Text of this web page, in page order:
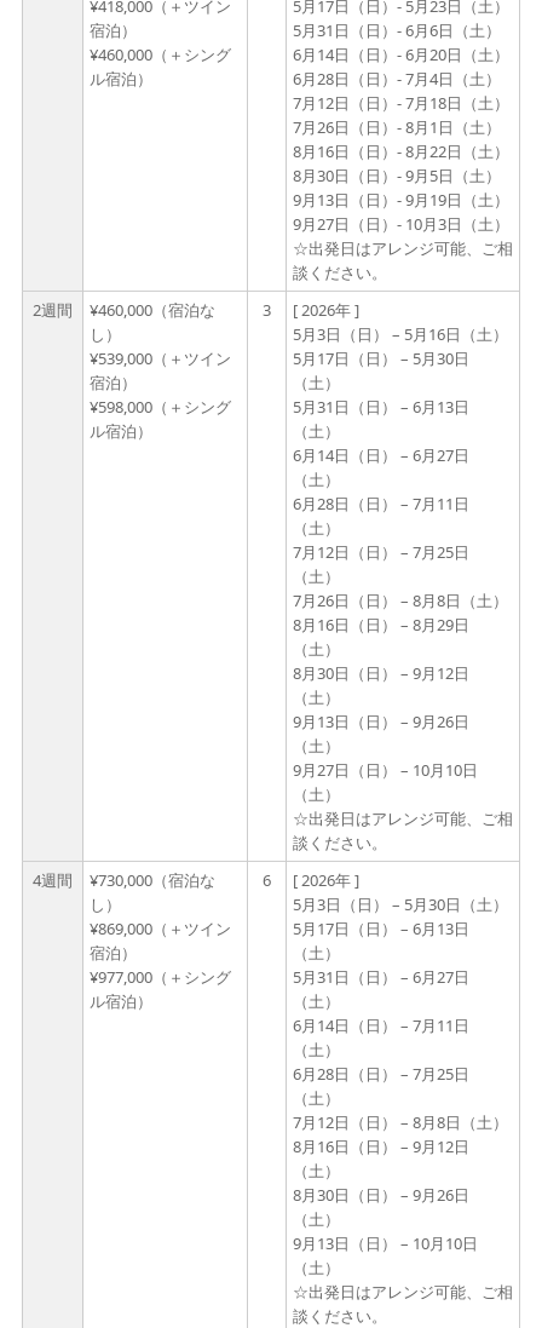
¥418,000（＋ツイン
宿泊）
¥460,000（＋シング
ル宿泊）
5月17日（日）- 5月23日（土）
5月31日（日）- 6月6日（土）
6月14日（日）- 6月20日（土）
6月28日（日）- 7月4日（土）
7月12日（日）- 7月18日（土）
7月26日（日）- 8月1日（土）
8月16日（日）- 8月22日（土）
8月30日（日）- 9月5日（土）
9月13日（日）- 9月19日（土）
9月27日（日）- 10月3日（土）
☆出発日はアレンジ可能、ご相
談ください。
2週間
¥460,000（宿泊な
し）
¥539,000（＋ツイン
宿泊）
¥598,000（＋シング
ル宿泊）
3
[ 2026年 ]
5月3日（日） – 5月16日（土）
5月17日（日） – 5月30日
（土）
5月31日（日） – 6月13日
（土）
6月14日（日） – 6月27日
（土）
6月28日（日） – 7月11日
（土）
7月12日（日） – 7月25日
（土）
7月26日（日） – 8月8日（土）
8月16日（日） – 8月29日
（土）
8月30日（日） – 9月12日
（土）
9月13日（日） – 9月26日
（土）
9月27日（日） – 10月10日
（土）
☆出発日はアレンジ可能、ご相
談ください。
4週間
¥730,000（宿泊な
し）
¥869,000（＋ツイン
宿泊）
¥977,000（＋シング
ル宿泊）
6
[ 2026年 ]
5月3日（日） – 5月30日（土）
5月17日（日） – 6月13日
（土）
5月31日（日） – 6月27日
（土）
6月14日（日） – 7月11日
（土）
6月28日（日） – 7月25日
（土）
7月12日（日） – 8月8日（土）
8月16日（日） – 9月12日
（土）
8月30日（日） – 9月26日
（土）
9月13日（日） – 10月10日
（土）
☆出発日はアレンジ可能、ご相
談ください。